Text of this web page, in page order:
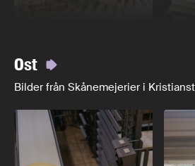
Ost
Bilder från Skånemejerier i